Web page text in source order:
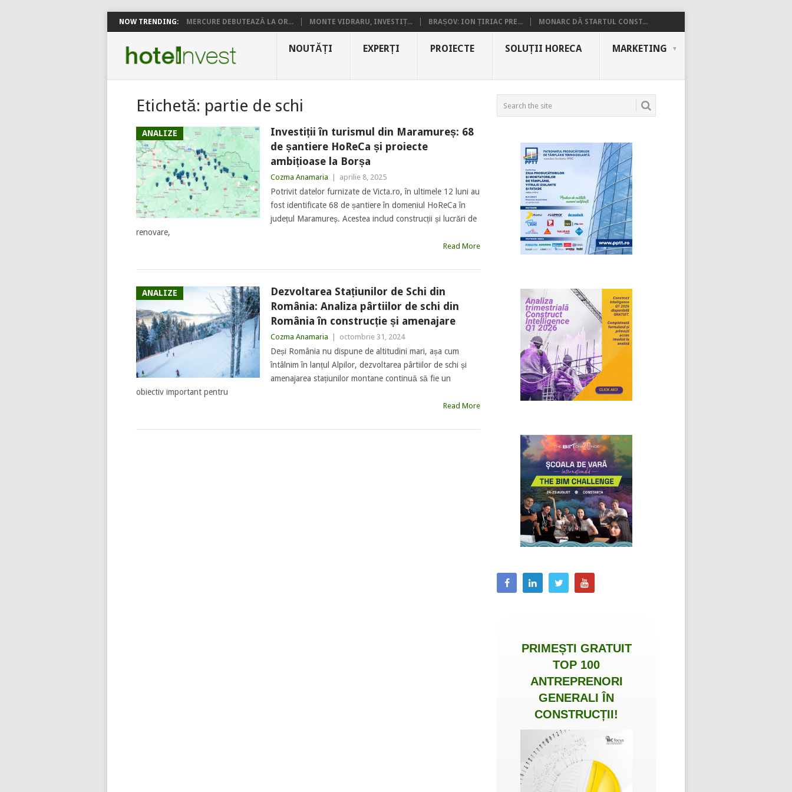
NOW TRENDING: MERCURE DEBUTEAZĂ LA OR... MONTE VIDRARU, INVESTIȚ... BRAȘOV: ION ȚIRIAC PRE... MONARC DĂ STARTUL CONST...
NOUTĂȚI EXPERȚI PROIECTE SOLUȚII HORECA MARKETING
Etichetă: partie de schi
ANALIZE
Investiții în turismul din Maramureș: 68
de șantiere HoReCa și proiecte
ambițioase la Borșa
Cozma Anamaria aprilie 8, 2025
Potrivit datelor furnizate de Victa.ro, în ultimele 12 luni au
fost identificate 68 de șantiere în domeniul HoReCa în
județul Maramureș. Acestea includ construcții și lucrări de
renovare,
Read More
ANALIZE
Dezvoltarea Stațiunilor de Schi din
România: Analiza pârtiilor de schi din
România în construcție și amenajare
Cozma Anamaria octombrie 31, 2024
Deși România nu dispune de altitudini mari, așa cum
întâlnim în lanțul Alpilor, dezvoltarea pârtiilor de schi și
amenajarea stațiunilor montane continuă să fie un
obiectiv important pentru
Read More
PRIMEȘTI GRATUIT
TOP 100
ANTREPRENORI
GENERALI ÎN
CONSTRUCȚII!